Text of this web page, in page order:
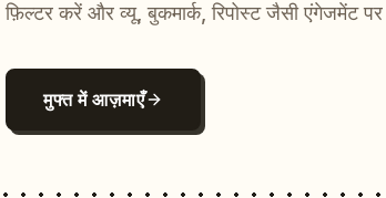
फ़िल्टर करें और व्यू, बुकमार्क, रिपोस्ट जैसी एंगेजमेंट पर
मुफ्त में आज़माएँ